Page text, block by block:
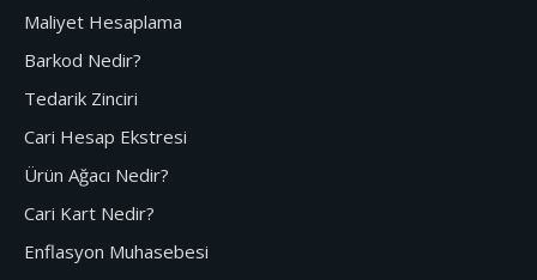
Maliyet Hesaplama
Barkod Nedir?
Tedarik Zinciri
Cari Hesap Ekstresi
Ürün Ağacı Nedir?
Cari Kart Nedir?
Enflasyon Muhasebesi